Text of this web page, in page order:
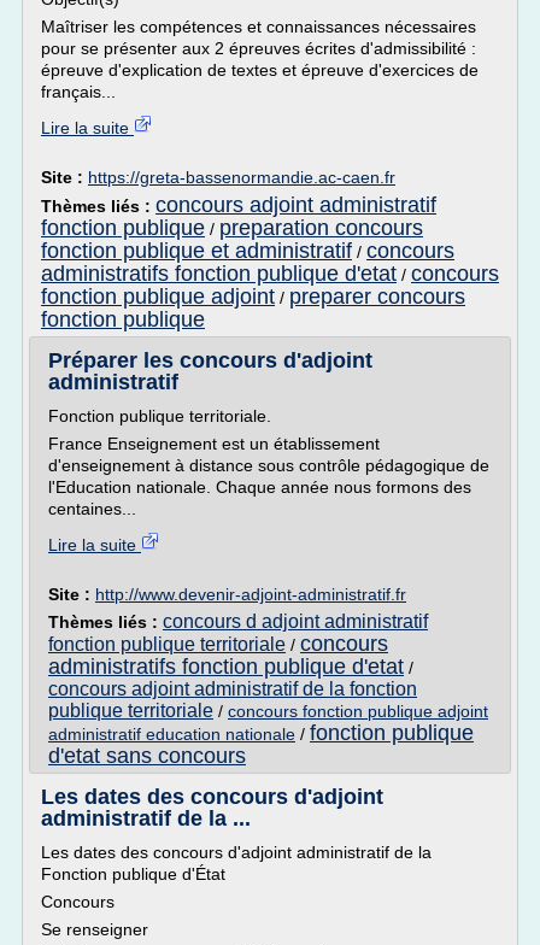
Maîtriser les compétences et connaissances nécessaires
pour se présenter aux 2 épreuves écrites d'admissibilité :
épreuve d'explication de textes et épreuve d'exercices de
français...
Lire la suite
Site : https://greta-bassenormandie.ac-caen.fr
Thèmes liés : concours adjoint administratif
fonction publique / preparation concours
fonction publique et administratif / concours
administratifs fonction publique d'etat / concours
fonction publique adjoint / preparer concours
fonction publique
Préparer les concours d'adjoint
administratif
Fonction publique territoriale.
France Enseignement est un établissement
d'enseignement à distance sous contrôle pédagogique de
l'Education nationale. Chaque année nous formons des
centaines...
Lire la suite
Site : http://www.devenir-adjoint-administratif.fr
Thèmes liés : concours d adjoint administratif
fonction publique territoriale / concours
administratifs fonction publique d'etat /
concours adjoint administratif de la fonction
publique territoriale / concours fonction publique adjoint
administratif education nationale / fonction publique
d'etat sans concours
Les dates des concours d'adjoint
administratif de la ...
Les dates des concours d'adjoint administratif de la
Fonction publique d'État
Concours
Se renseigner